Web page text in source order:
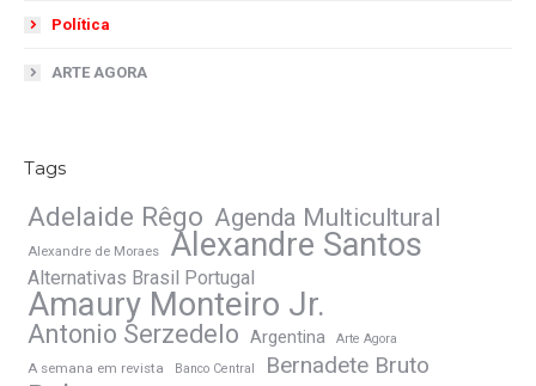
Política
ARTE AGORA
Tags
Adelaide Rêgo Agenda Multicultural
Alexandre de Moraes Alexandre Santos
Alternativas Brasil Portugal
Amaury Monteiro Jr.
Antonio Serzedelo Argentina Arte Agora
A semana em revista Banco Central Bernadete Bruto